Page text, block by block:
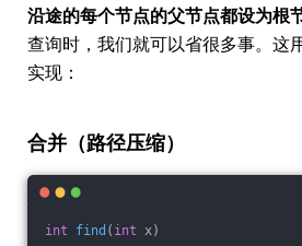
沿途的每个节点的父节点都设为根
查询时，我们就可以省很多事。这
实现：
合并（路径压缩）
int find ( int x)